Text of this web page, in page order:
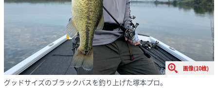
画像(10枚)
グッドサイズのブラックバスを釣り上げた塚本プロ。